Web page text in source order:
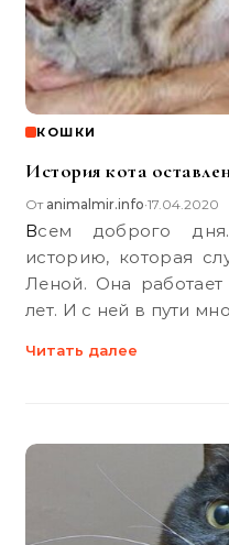
КОШКИ
История кота
От animalmir.info•17.04.2020
Всем доброго дня. Хочу рассказать вам
историю, которая
Леной. Она
лет. И с ней в пути
Читать далее